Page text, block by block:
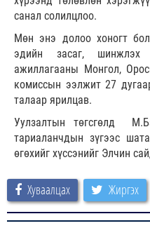
санал солилцлоо.
Мөн энэ долоо хоногт
эдийн засаг, шинжлэх
ажиллагааны Монгол,
комиссын ээлжит 27
талаар ярилцав.
Уулзалтын төгсгөлд
тариаланчдын зүгээс
өгөхийг хүссэнийг Элчин
Хуваалцах Жиргэх